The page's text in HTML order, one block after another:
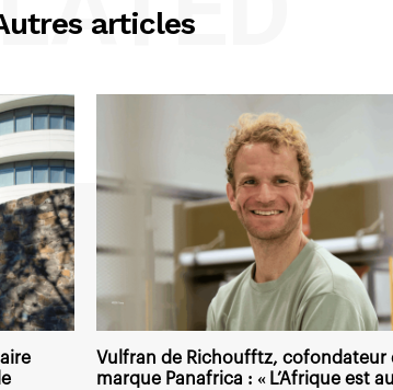
articles
Vulfran de Richoufftz, cofondateur
marque Panafrica : « L’Afrique est